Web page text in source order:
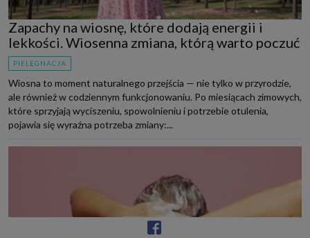
Zapachy na wiosnę, które dodają energii i
lekkości. Wiosenna zmiana, którą warto poczuć
PIELĘGNACJA
Wiosna to moment naturalnego przejścia — nie tylko w przyrodzie,
ale również w codziennym funkcjonowaniu. Po miesiącach zimowych,
które sprzyjają wyciszeniu, spowolnieniu i potrzebie otulenia,
pojawia się wyraźna potrzeba zmiany:...